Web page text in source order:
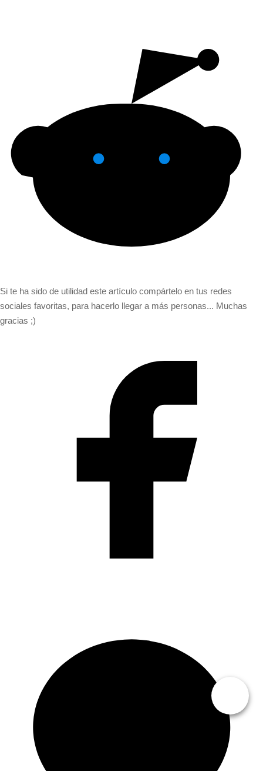
Si te ha sido de utilidad este artículo compártelo en tus redes
sociales favoritas, para hacerlo llegar a más personas... Muchas
gracias ;)